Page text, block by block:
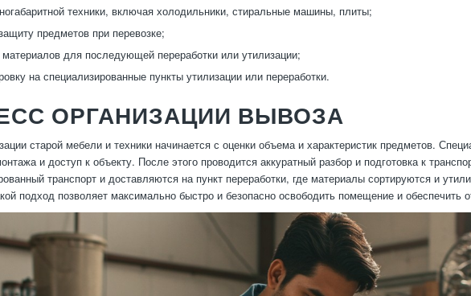
техники, включая холодильники, стиральные машины, плиты;
предметов при перевозке;
материалов для последующей переработки или утилизации;
на специализированные пункты утилизации или переработки.
ОРГАНИЗАЦИИ ВЫВОЗА
старой мебели и техники начинается с оценки объема и характеристик предметов.
и доступ к объекту. После этого проводится аккуратный разбор и подготовка к
транспорт и доставляются на пункт переработки, где материалы сортируются и
подход позволяет максимально быстро и безопасно освободить помещение и обеспечить